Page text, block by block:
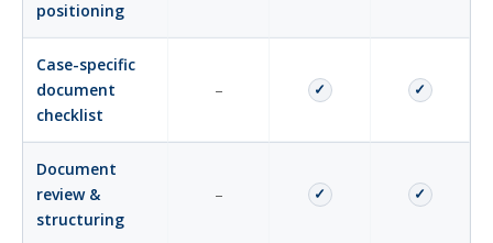
positioning
Case-specific
document
checklist
– ✓ ✓
Document
review &
structuring
– ✓ ✓